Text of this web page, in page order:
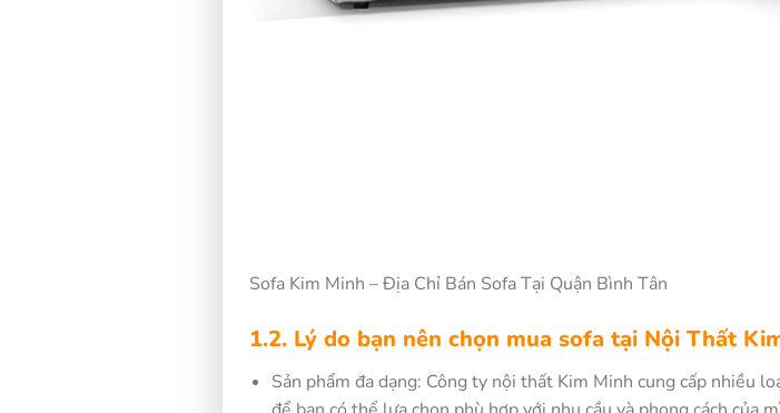
Sofa Kim Minh – Địa Chỉ Bán Sofa Tại Quận Bình Tân
1.2. Lý do bạn nên chọn mua sofa tại Nội Thất
Sản phẩm đa dạng: Công ty nội thất Kim Minh cung cấp nhiều